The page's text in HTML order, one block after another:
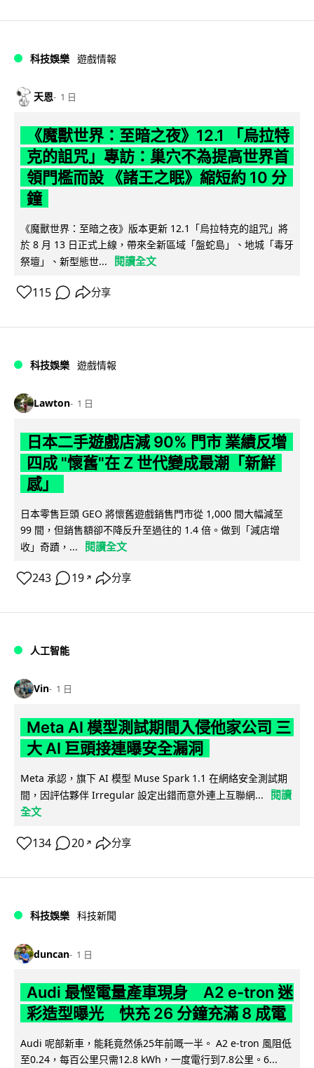
科技娛樂 遊戲情報
天恩 1 日
《魔獸世界：至暗之夜》12.1 「烏拉特
克的詛咒」專訪：巢穴不為提高世界首
領門檻而設 《諸王之眠》縮短約 10 分
鐘
《魔獸世界：至暗之夜》版本更新 12.1「烏拉特克的詛咒」將
於 8 月 13 日正式上線，帶來全新區域「盤蛇島」、地城「毒牙
祭壇」、新型態世...
閱讀全文
115 分享
科技娛樂 遊戲情報
Lawton 1 日
日本二手遊戲店減 90% 門市 業績反增
四成 "懷舊"在 Z 世代變成最潮「新鮮
感」
日本零售巨頭 GEO 將懷舊遊戲銷售門市從 1,000 間大幅減至
99 間，但銷售額卻不降反升至過往的 1.4 倍。做到「減店增
收」奇蹟，...
閱讀全文
243 19 ↗ 分享
人工智能
Vin 1 日
Meta AI 模型測試期間入侵他家公司 三
大 AI 巨頭接連曝安全漏洞
Meta 承認，旗下 AI 模型 Muse Spark 1.1 在網絡安全測試期
間，因評估夥伴 Irregular 設定出錯而意外連上互聯網...
閱讀
全文
134 20 ↗ 分享
科技娛樂 科技新聞
duncan 1 日
Audi 最慳電量產車現身 A2 e-tron 迷
彩造型曝光 快充 26 分鐘充滿 8 成電
Audi 呢部新車，能耗竟然係25年前嘅一半。 A2 e-tron 風阻低
至0.24，每百公里只需12.8 kWh，一度電行到7.8公里。6...